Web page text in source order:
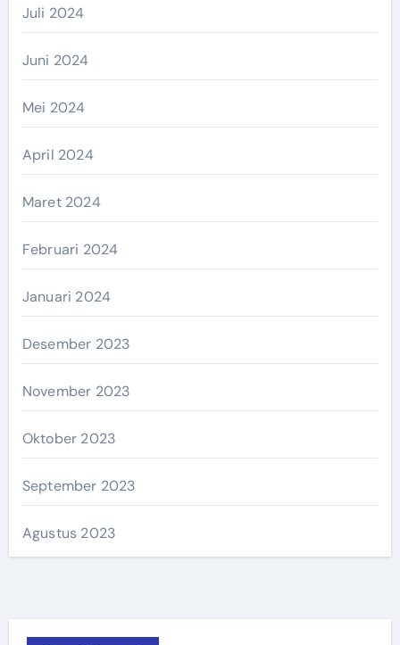
Juli 2024
Juni 2024
Mei 2024
April 2024
Maret 2024
Februari 2024
Januari 2024
Desember 2023
November 2023
Oktober 2023
September 2023
Agustus 2023